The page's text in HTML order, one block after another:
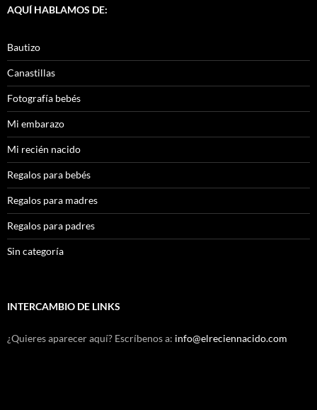
AQUÍ HABLAMOS DE:
Bautizo
Canastillas
Fotografía bebés
Mi embarazo
Mi recién nacido
Regalos para bebés
Regalos para madres
Regalos para padres
Sin categoría
INTERCAMBIO DE LINKS
¿Quieres aparecer aquí? Escríbenos a: info@elreciennacido.com